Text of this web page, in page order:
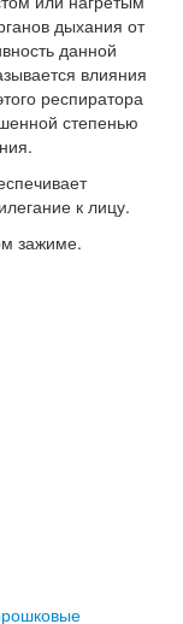
дыхания от
данной
влияния
респиратора
степенью
к лицу.
зажиме.